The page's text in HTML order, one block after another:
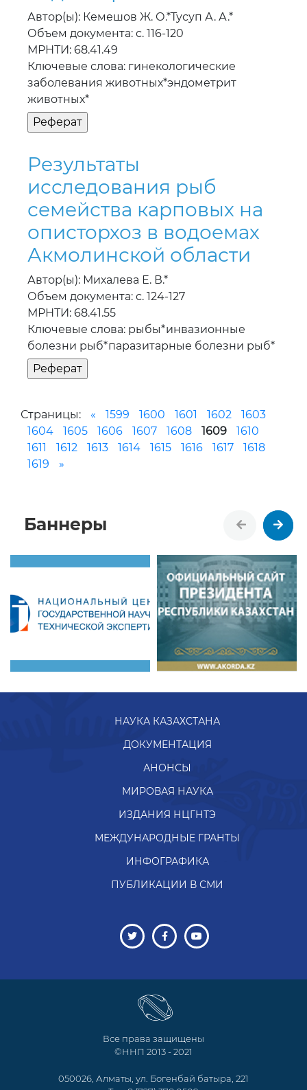
Автор(ы): Кемешов Ж. О.*Тусуп А. А.*
Объем документа: с. 116-120
МРНТИ: 68.41.49
Ключевые слова: гинекологические
заболевания животных*эндометрит
животных*
Результаты
исследования рыб
семейства карповых на
описторхоз в водоемах
Акмолинской области
Автор(ы): Михалева Е. В.*
Объем документа: с. 124-127
МРНТИ: 68.41.55
Ключевые слова: рыбы*инвазионные
болезни рыб*паразитарные болезни рыб*
Страницы: « 1599 1600 1601 1602
1603
1604
1605 1606 1607 1608 1609
1610
1611
1612 1613 1614 1615 1616 1617
1618
1619
»
Баннеры
НАУКА КАЗАХСТАНА
ДОКУМЕНТАЦИЯ
АНОНСЫ
МИРОВАЯ НАУКА
ИЗДАНИЯ НЦГНТЭ
МЕЖДУНАРОДНЫЕ ГРАНТЫ
ИНФОГРАФИКА
ПУБЛИКАЦИИ В СМИ
Все права защищены
©ННП 2013 - 2021
050026, Алматы, ул. Богенбай батыра, 221